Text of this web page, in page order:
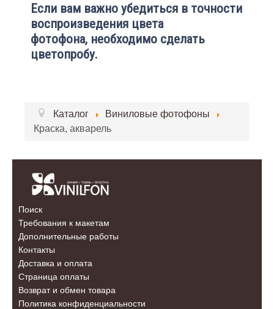
Если вам важно убедиться в точности
воспроизведения цвета
фотофона, необходимо сделать
цветопробу.
Каталог
Виниловые фотофоны
Краска, акварель
Поиск
Требования к макетам
Дополнительные работы
Контакты
Доставка и оплата
Страница оплаты
Возврат и обмен товара
Политика конфиденциальности